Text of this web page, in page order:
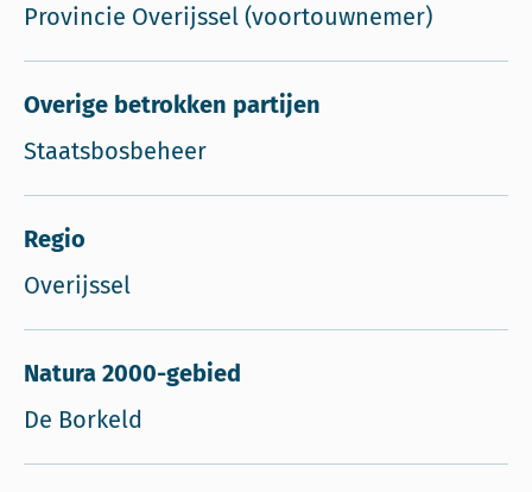
Provincie Overijssel (voortouwnemer)
Overige betrokken partijen
Staatsbosbeheer
Regio
Overijssel
Natura 2000-gebied
De Borkeld